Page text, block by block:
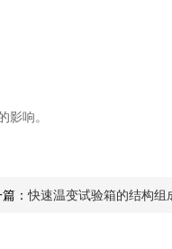
响。
篇：快速温变试验箱的结构组